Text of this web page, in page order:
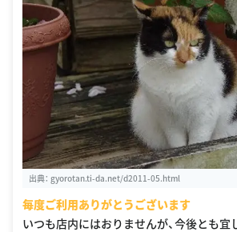
出典： gyorotan.ti-da.net/d2011-05.html
毎度ご利用ありがとうございます
いつも店内にはおりませんが、今後とも